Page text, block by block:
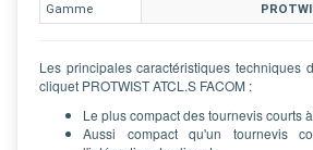
Gamme
Les principales caractéristiques techniques
cliquet PROTWIST ATCL.S FACOM :
Le plus compact des tournevis courts
Aussi compact qu'un tournevis